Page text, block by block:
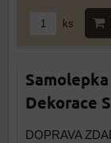
ks
Dekorace
DOPRAVA